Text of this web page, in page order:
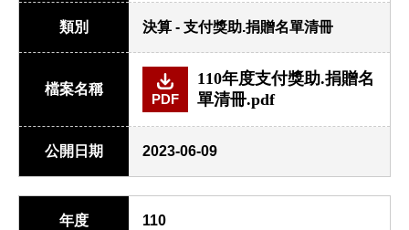
類別 決算 - 支付獎助.捐贈名單清冊
檔案名稱
PDF
110年度支付獎助.捐贈名
單清冊.pdf
公開日期 2023-06-09
年度 110